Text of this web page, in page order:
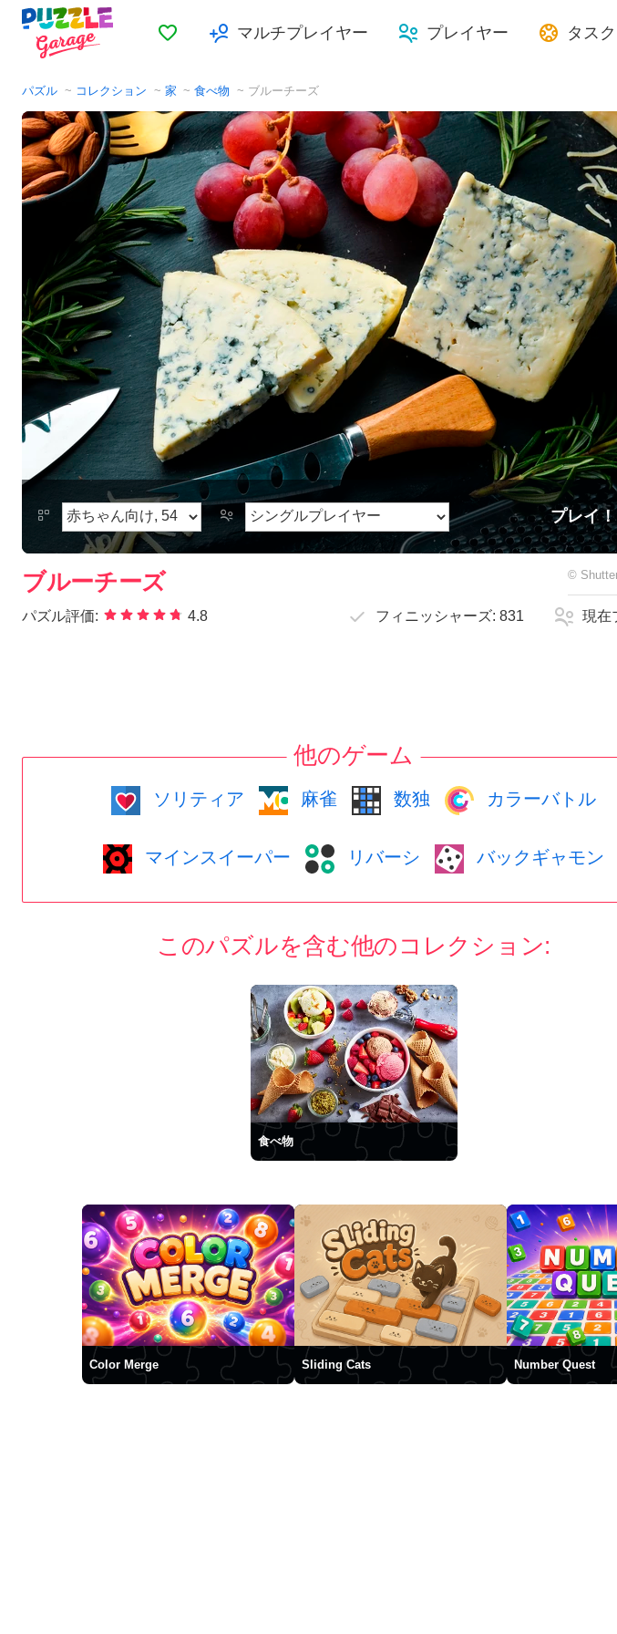
お気に入りマルチプレイヤー プレイヤー タスク
パズル コレクション 家 食べ物 ブルーチーズ
プレイ！
ブルーチーズ ©
パズル評価: 4.8 フィニッシャーズ:831 現在
他のゲーム
ソリティア 麻雀 数独 カラーバトル
マインスイーパー リバーシ バックギャモン
このパズルを含む他のコレクション:
食べ物
Color Merge Sliding Cats Number Quest